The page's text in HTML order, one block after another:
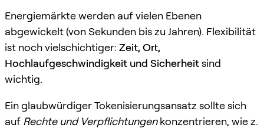
Energiemärkte werden auf vielen Ebenen
abgewickelt (von Sekunden bis zu Jahren). Flexibilität
ist noch vielschichtiger: Zeit, Ort,
Hochlaufgeschwindigkeit und Sicherheitsind
wichtig.
Ein glaubwürdiger Tokenisierungsansatz sollte sich
auf Rechte und Verpflichtungenkonzentrieren, wie z.